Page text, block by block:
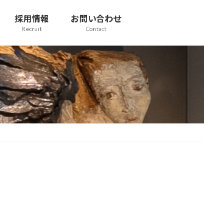
採用情報
Recruit
お問い合わせ
Contact